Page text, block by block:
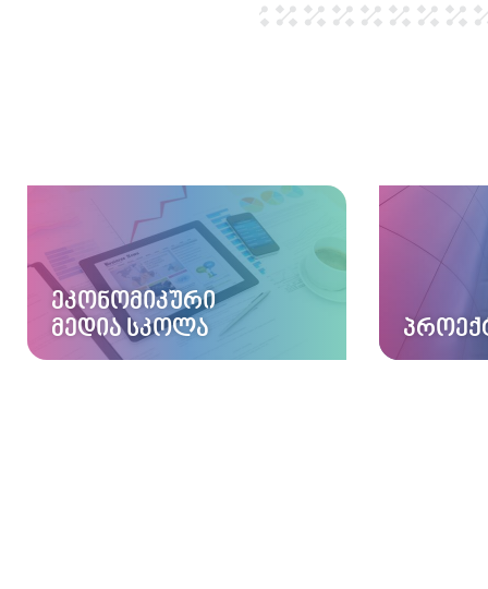
ᲔᲙᲝᲜᲝᲛᲘᲙᲣᲠᲘ
ᲛᲔᲓᲘᲐ ᲡᲙᲝᲚᲐ